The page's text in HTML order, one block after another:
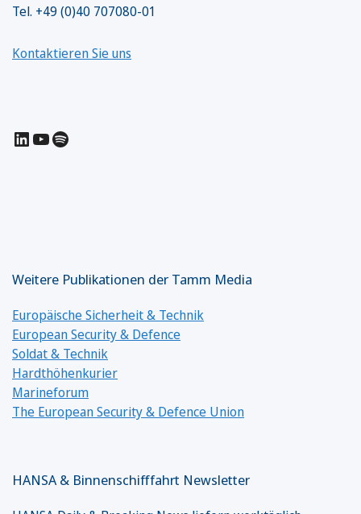
Tel. +49 (0)40 707080-01
Kontaktieren Sie uns
LinkedIn
YouTube
Spotify
Weitere Publikationen der Tamm Media
Europäische Sicherheit & Technik
European Security & Defence
Soldat & Technik
Hardthöhenkurier
Marineforum
The European Security & Defence Union
HANSA & Binnenschifffahrt Newsletter